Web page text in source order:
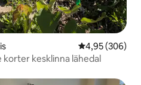
Keskmine
4,95 (306)
kesklinna lähedal